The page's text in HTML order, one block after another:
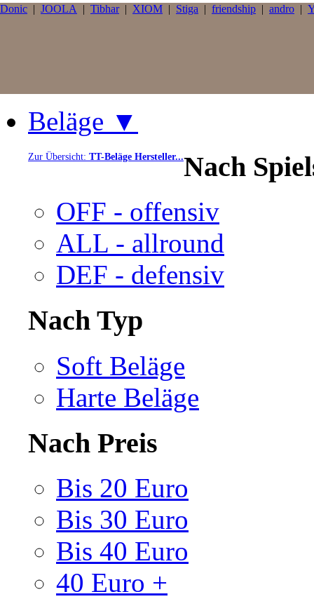
Donic | JOOLA | Tibhar| XIOM | Stiga | friendship | andro |
Beläge ▼
Zur Übersicht: TT-Beläge Hersteller...Nach
OFF - offensiv
ALL - allround
DEF - defensiv
Nach Typ
Soft Beläge
Harte Beläge
Nach Preis
Bis 20 Euro
Bis 30 Euro
Bis 40 Euro
40 Euro +